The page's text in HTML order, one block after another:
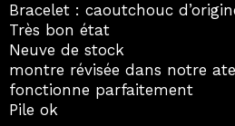
Bracelet : caoutchouc
Très bon état
Neuve de stock
montre révisée dans notre
fonctionne parfaitement
Pile ok